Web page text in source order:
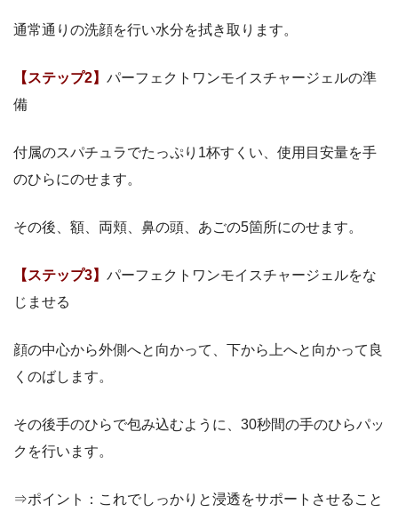
通常通りの洗顔を行い水分を拭き取ります。
【ステップ2】 パーフェクトワンモイスチャージェルの準
備
付属のスパチュラでたっぷり1杯すくい、使用目安量を手
のひらにのせます。
その後、額、両頬、鼻の頭、あごの5箇所にのせます。
【ステップ3】 パーフェクトワンモイスチャージェルをな
じませる
顔の中心から外側へと向かって、下から上へと向かって良
くのばします。
その後手のひらで包み込むように、30秒間の手のひらパッ
クを行います。
⇒ポイント：これでしっかりと浸透をサポートさせること